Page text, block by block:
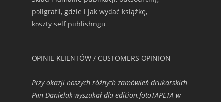
poligrafii, gdzie i jak wydać książkę,
koszty self publishngu
OPINIE KLIENTÓW / CUSTOMERS OPINION
Przy okazji naszych różnych zamówień drukarskich
Pan Danielak wyszukał dla edition.fotoTAPETA w